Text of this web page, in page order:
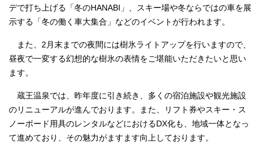
デで打ち上げる「冬のHANABI」、スキー場や冬ならではの車を展
示する「冬の働く車大集合」などのイベントが行われます。
また、2月末までの夜間には樹氷ライトアップを行いますので、
昼夜で一変する幻想的な樹氷の表情をご堪能いただきたいと思い
ます。
蔵王温泉では、昨年度に引き続き、多くの宿泊施設や観光施設
のリニューアルが進んでおります。また、リフト券やスキー・ス
ノーボード用具のレンタルなどにおけるDX化も、地域一体となっ
て進めており、その魅力がますます向上しております。